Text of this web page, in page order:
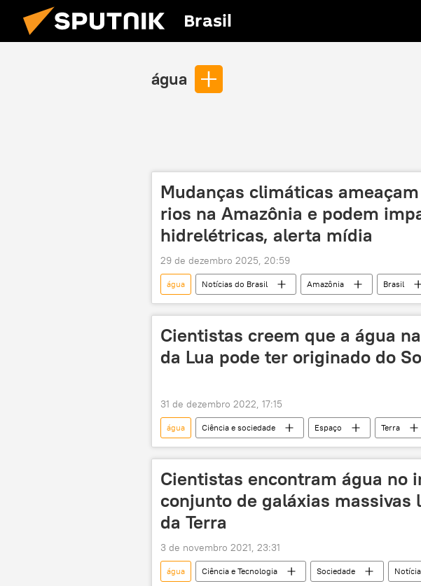
Brasil
água
Mudanças climáticas
rios na Amazônia e podem
hidrelétricas, alerta mídia
29 de dezembro 2025, 20:59
água Notícias do Brasil Amazônia Brasil
Agência Nacional das Águas (ANA)
UFRGS
Cientistas creem que a água
da Lua pode ter originado do
31 de dezembro 2022, 17:15
água Ciência e sociedade Espaço Terra
Cientistas encontram água no
conjunto de galáxias massivas
da Terra
3 de novembro 2021, 23:31
água Ciência e Tecnologia Sociedade